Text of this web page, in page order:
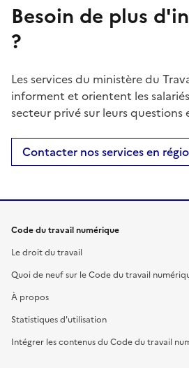
Besoin de plus
?
Les services du ministère du
informent et orientent les
secteur privé sur leurs
Contacter nos services en
Code du travail numérique
Le droit du travail
Quoi de neuf sur le Code du travail
À propos
Statistiques d'utilisation
Intégrer les contenus du Code du travail